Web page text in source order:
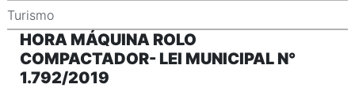
Turismo
HORA MÁQUINA ROLO
COMPACTADOR- LEI MUNICIPAL N°
1.792/2019